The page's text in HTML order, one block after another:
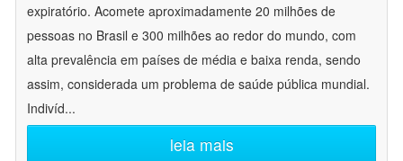
expiratório. Acomete aproximadamente 20 milhões de
pessoas no Brasil e 300 milhões ao redor do mundo, com
alta prevalência em países de média e baixa renda, sendo
assim, considerada um problema de saúde pública mundial.
Indivíd...
leia mais